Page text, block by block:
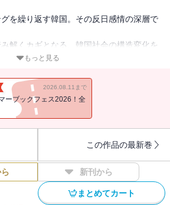
を繰り返す韓国。その反日感情の深層で
解くカギとなる、韓国社会の構造変化を
心理
ない訳
ーズウィーク日本版2013年10月1日号」
編集しています。
もっと見る
2026.08.11まで
ーブックフェス2026！全
この作品の最新巻
新刊から
まとめてカート